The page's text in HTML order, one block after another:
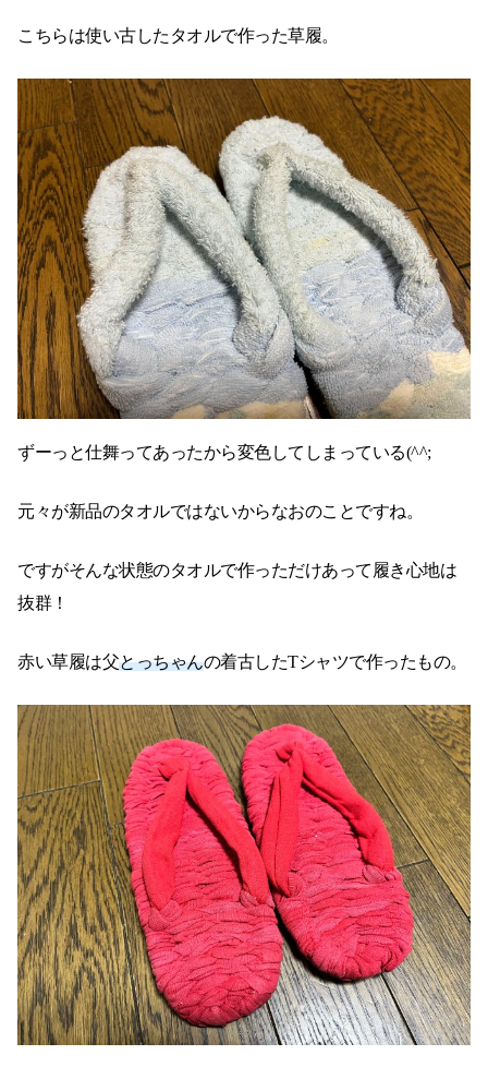
こちらは使い古したタオルで作った草履。
ずーっと仕舞ってあったから変色してしまっている(^^;
元々が新品のタオルではないからなおのことですね。
ですがそんな状態のタオルで作っただけあって履き心地は
抜群！
赤い草履は父とっちゃんの着古したTシャツで作ったもの。